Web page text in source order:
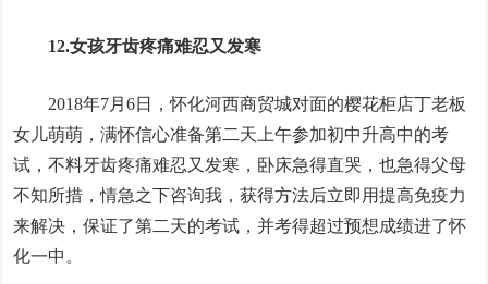
12.女孩牙齿疼痛难忍又发寒
2018年7月6日，怀化河西商贸城对面的樱花柜店丁老板
女儿萌萌，满怀信心准备第二天上午参加初中升高中的考
试，不料牙齿疼痛难忍又发寒，卧床急得直哭，也急得父母
不知所措，情急之下咨询我，获得方法后立即用提高免疫力
来解决，保证了第二天的考试，并考得超过预想成绩进了怀
化一中。